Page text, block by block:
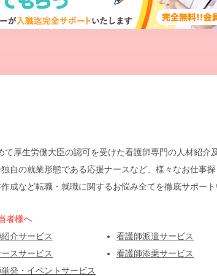
て厚生労働大臣の認可を受けた看護師専門の人材紹
自の就業形態である応援ナースなど、様々なお仕事
成など転職・就職に関するお悩み全てを徹底サポート
者様へ
介サービス
スサービス
発・イベントサービス
看護師派遣サービス
看護師添乗サービス